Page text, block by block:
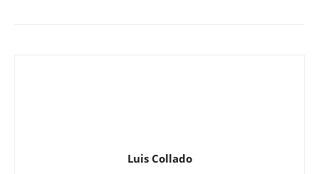
Luis Collado